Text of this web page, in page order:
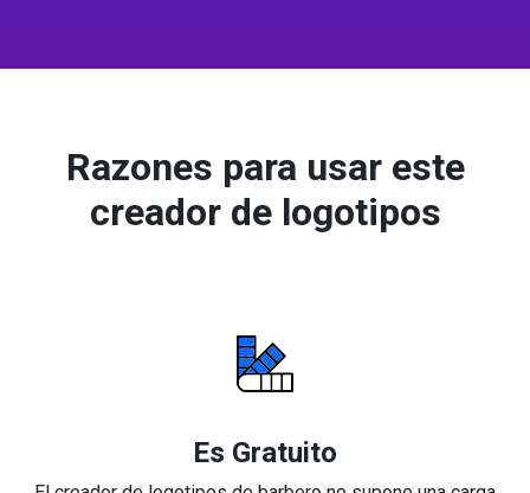
Razones para usar este
creador de logotipos
Es Gratuito